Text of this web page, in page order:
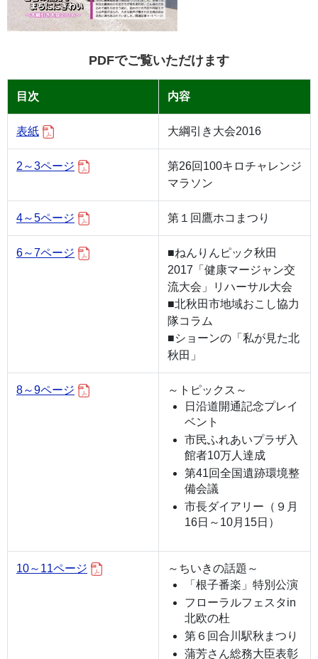
PDFでご覧いただけます
目次 内容
表紙 大綱引き大会2016
2～3ページ
第26回100キロチャレンジ
マラソン
4～5ページ 第１回鷹ホコまつり
6～7ページ
■ねんりんピック秋田
2017「健康マージャン交
流大会」リハーサル大会
■北秋田市地域おこし協力
隊コラム
■ショーンの「私が見た北
秋田」
8～9ページ
～トピックス～
日沿道開通記念プレイ
ベント
市民ふれあいプラザ入
館者10万人達成
第41回全国遺跡環境整
備会議
市長ダイアリー（９月
16日～10月15日）
10～11ページ
～ちいきの話題～
「根子番楽」特別公演
フローラルフェスタin
北欧の杜
第６回合川駅秋まつり
蒲芳さん総務大臣表彰